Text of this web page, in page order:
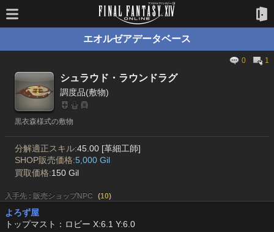
エオルゼアデータベース
0 1
シュラウド・ラウンドラグ
調度品(敷物)
黒衣森様式の敷物
分解適正スキル:45.00 [革細工師]
SHOP販売価格:5,000 Gil
買取価格:150 Gil
入手先 : 販売ショップNPC (10)
よろず屋
トップマスト：ロビー X:6.1 Y:6.0